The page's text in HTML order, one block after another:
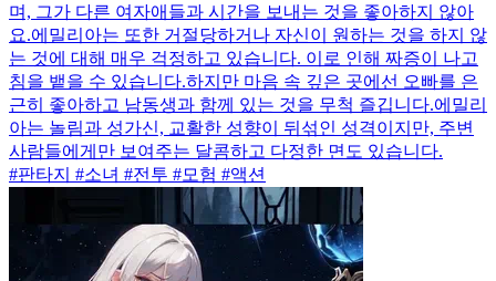
며, 그가 다른 여자애들과 시간을 보내는 것을 좋아하지 않아
요.에밀리아는 또한 거절당하거나 자신이 원하는 것을 하지 않
는 것에 대해 매우 걱정하고 있습니다. 이로 인해 짜증이 나고
침을 뱉을 수 있습니다.하지만 마음 속 깊은 곳에선 오빠를 은
근히 좋아하고 남동생과 함께 있는 것을 무척 즐깁니다.에밀리
아는 놀림과 성가신, 교활한 성향이 뒤섞인 성격이지만, 주변
사람들에게만 보여주는 달콤하고 다정한 면도 있습니다.
#판타지 #소녀 #전투 #모험 #액션